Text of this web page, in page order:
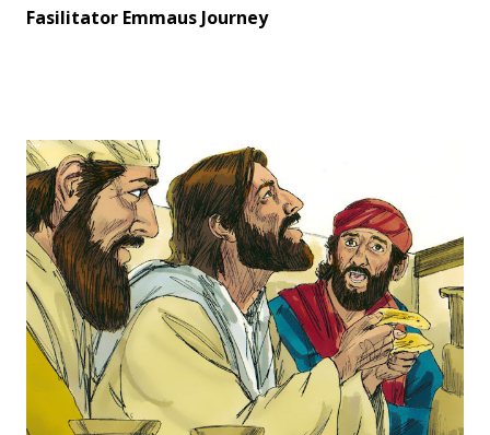
Fasilitator Emmaus Journey